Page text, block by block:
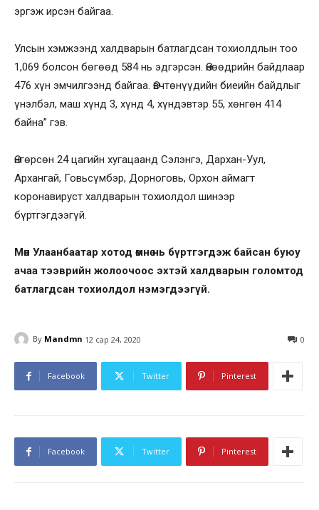
эргэж ирсэн байгаа.
Улсын хэмжээнд халдварын батлагдсан тохиолдлын тоо
1,069 болсон бөгөөд 584 нь эдгэрсэн. Өнөөдрийн байдлаар
476 хүн эмчилгээнд байгаа. Өвчтөнүүдийн биеийн байдлыг
үнэлбэл, маш хүнд 3, хүнд 4, хүндэвтэр 55, хөнгөн 414
байна” гэв.
Өнгөрсөн 24 цагийн хугацаанд Сэлэнгэ, Дархан-Уул,
Архангай, Говьсүмбэр, Дорноговь, Орхон аймагт
коронавируст халдварын тохиолдол шинээр
бүртгэгдээгүй.
Мөн Улаанбаатар хотод өмнө нь бүртгэгдэж байсан буюу
ачаа тээврийн жолоочоос эхтэй халдварын голомтод
батлагдсан тохиолдол нэмэгдээгүй.
By Mandmn 12 сар 24, 2020 0
Facebook Twitter Pinterest
Facebook Twitter Pinterest